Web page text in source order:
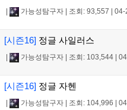
가능성탐구자 조회: 93,557 04-
[시즌16] 정글 사일러스
가능성탐구자 조회: 103,544
[시즌16] 정글 자헨
가능성탐구자 조회: 104,996